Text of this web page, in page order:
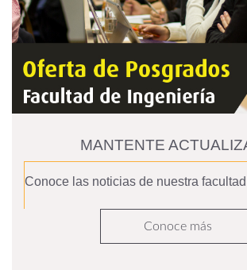
MANTENTE
Conoce las noticias de nuestra
Conoce más